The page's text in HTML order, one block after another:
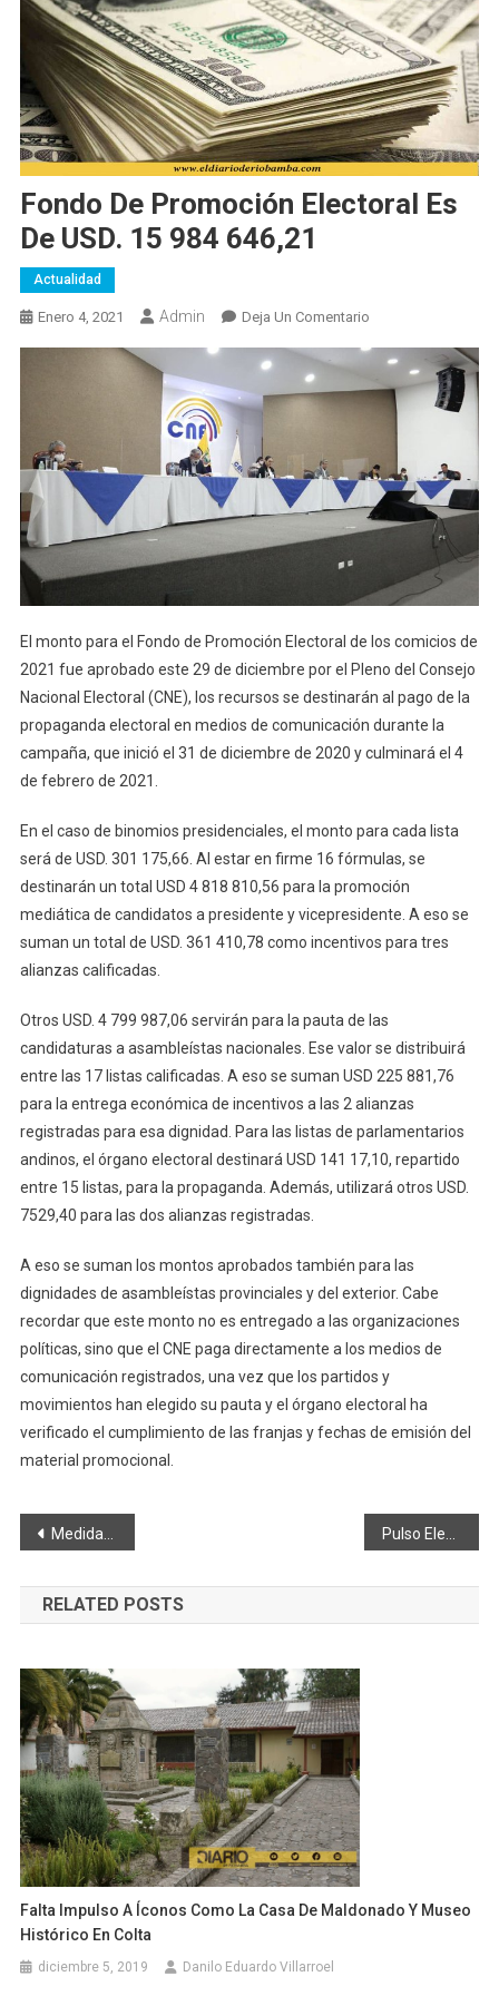
Fondo De Promoción Electoral Es
De USD. 15 984 646,21
Actualidad
Enero 4, 2021 Admin Deja Un ComentarioEn
Promoción
De
USD.
15
El monto para el Fondo de Promoción Electoral de los comicios de
2021 fue aprobado este 29 de diciembre por el Pleno del Consejo
Nacional Electoral (CNE), los recursos se destinarán al pago de la
propaganda electoral en medios de comunicación durante la
campaña, que inició el 31 de diciembre de 2020 y culminará el 4
de febrero de 2021.
En el caso de binomios presidenciales, el monto para cada lista
será de USD. 301 175,66. Al estar en firme 16 fórmulas, se
destinarán un total USD 4 818 810,56 para la promoción
mediática de candidatos a presidente y vicepresidente. A eso se
suman un total de USD. 361 410,78 como incentivos para tres
alianzas calificadas.
Otros USD. 4 799 987,06 servirán para la pauta de las
candidaturas a asambleístas nacionales. Ese valor se distribuirá
entre las 17 listas calificadas. A eso se suman USD 225 881,76
para la entrega económica de incentivos a las 2 alianzas
registradas para esa dignidad. Para las listas de parlamentarios
andinos, el órgano electoral destinará USD 141 17,10, repartido
entre 15 listas, para la propaganda. Además, utilizará otros USD.
7529,40 para las dos alianzas registradas.
A eso se suman los montos aprobados también para las
dignidades de asambleístas provinciales y del exterior. Cabe
recordar que este monto no es entregado a las organizaciones
políticas, sino que el CNE paga directamente a los medios de
comunicación registrados, una vez que los partidos y
movimientos han elegido su pauta y el órgano electoral ha
verificado el cumplimiento de las franjas y fechas de emisión del
material promocional.
Navegación
de
entradas
Medidas del COE Nacional a partir del 3 de enero del 2021
RELATED POSTS
Falta Impulso A Íconos Como La Casa De Maldonado Y Museo
Histórico En Colta
diciembre 5, 2019 Danilo Eduardo Villarroel